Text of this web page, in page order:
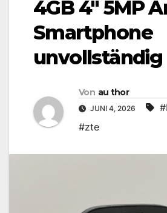
4GB 4″ 5MP
Smartphone
unvollständig
Von au thor
JUNI 4, 2026
#zte